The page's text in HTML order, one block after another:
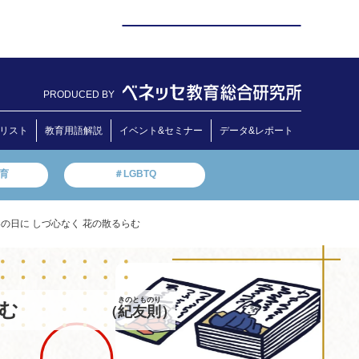
PRODUCED BY
スト 教育用語解説 イベント&セミナー データ&レポート
＃LGBTQ
日に しづ心なく 花の散るらむ
（紀友則
きのとものり
）